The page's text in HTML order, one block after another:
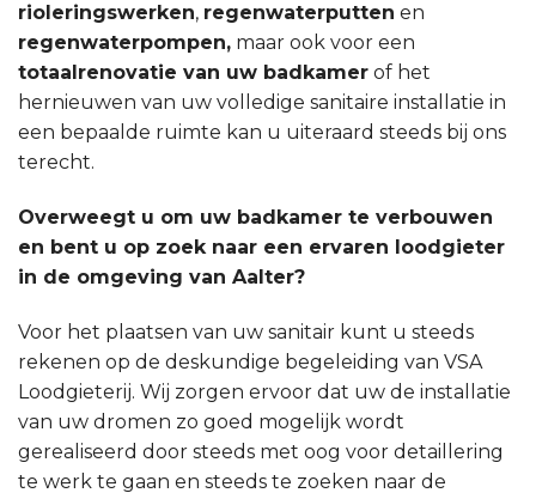
rioleringswerken, regenwaterputten en
regenwaterpompen, maar ook voor een
totaalrenovatie van uw badkamer of het
hernieuwen van uw volledige sanitaire installatie in
een bepaalde ruimte kan u uiteraard steeds bij ons
terecht.
Overweegt u om uw badkamer te verbouwen
en bent u op zoek naar een ervaren loodgieter
in de omgeving van Aalter?
Voor het plaatsen van uw sanitair kunt u steeds
rekenen op de deskundige begeleiding van VSA
Loodgieterij. Wij zorgen ervoor dat uw de installatie
van uw dromen zo goed mogelijk wordt
gerealiseerd door steeds met oog voor detaillering
te werk te gaan en steeds te zoeken naar de